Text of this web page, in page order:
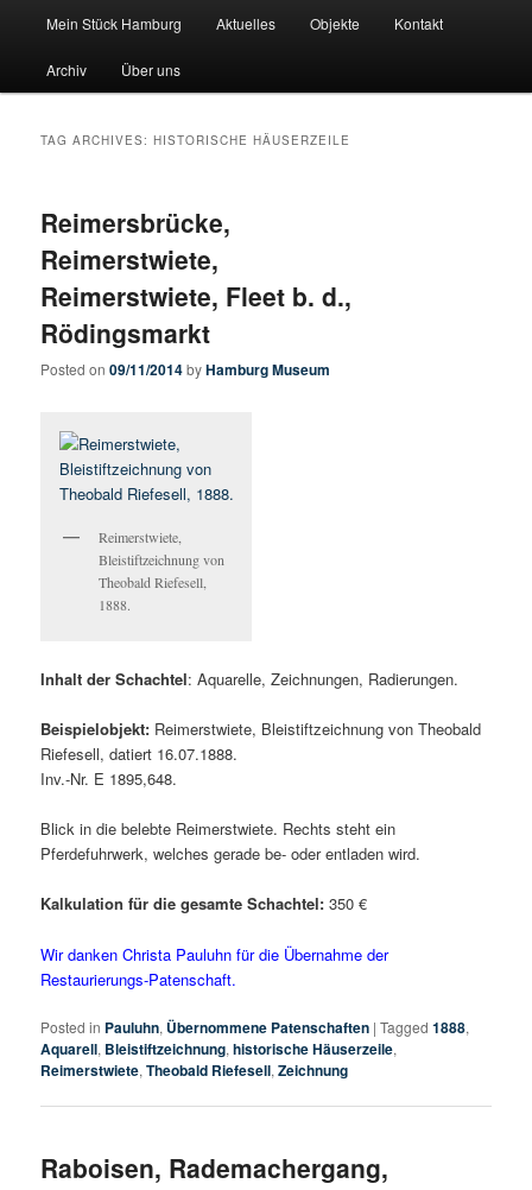
Mein-Stueck-Hamburg
Skip to primary content
Skip to secondary content
Mein Stück Hamburg Aktuelles Objekte Kontakt
Archiv Über uns
TAG ARCHIVES:HISTORISCHE HÄUSERZEILE
Reimersbrücke,
Reimerstwiete,
Reimerstwiete, Fleet b. d.,
Rödingsmarkt
Posted on09/11/2014byHamburg Museum
Reimerstwiete,
Bleistiftzeichnung von
Theobald Riefesell,
1888.
Inhalt der Schachtel: Aquarelle, Zeichnungen, Radierungen.
Beispielobjekt: Reimerstwiete, Bleistiftzeichnung von Theobald
Riefesell, datiert 16.07.1888.
Inv.-Nr. E 1895,648.
Blick in die belebte Reimerstwiete. Rechts steht ein
Pferdefuhrwerk, welches gerade be- oder entladen wird.
Kalkulation für die gesamte Schachtel: 350 €
Wir danken Christa Pauluhn für die Übernahme der
Restaurierungs-Patenschaft.
Posted in Pauluhn, Übernommene Patenschaften |Tagged 1888,
Aquarell, Bleistiftzeichnung,historische Häuserzeile,
Reimerstwiete,Theobald Riefesell,Zeichnung
Raboisen, Rademachergang,